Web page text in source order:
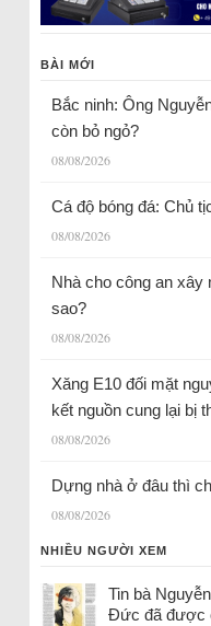
BÀI MỚI
Bắc ninh: Ông
còn bỏ ngỏ?
08/08/2026
Cá độ bóng đá: Chủ
08/08/2026
Nhà cho công an xây
sao?
08/08/2026
Xăng E10 đối mặt
kết nguồn cung lại bị
08/08/2026
Dựng nhà ở đâu thì
08/08/2026
NHIỀU NGƯỜI XEM
Tin bà
Đức đã được